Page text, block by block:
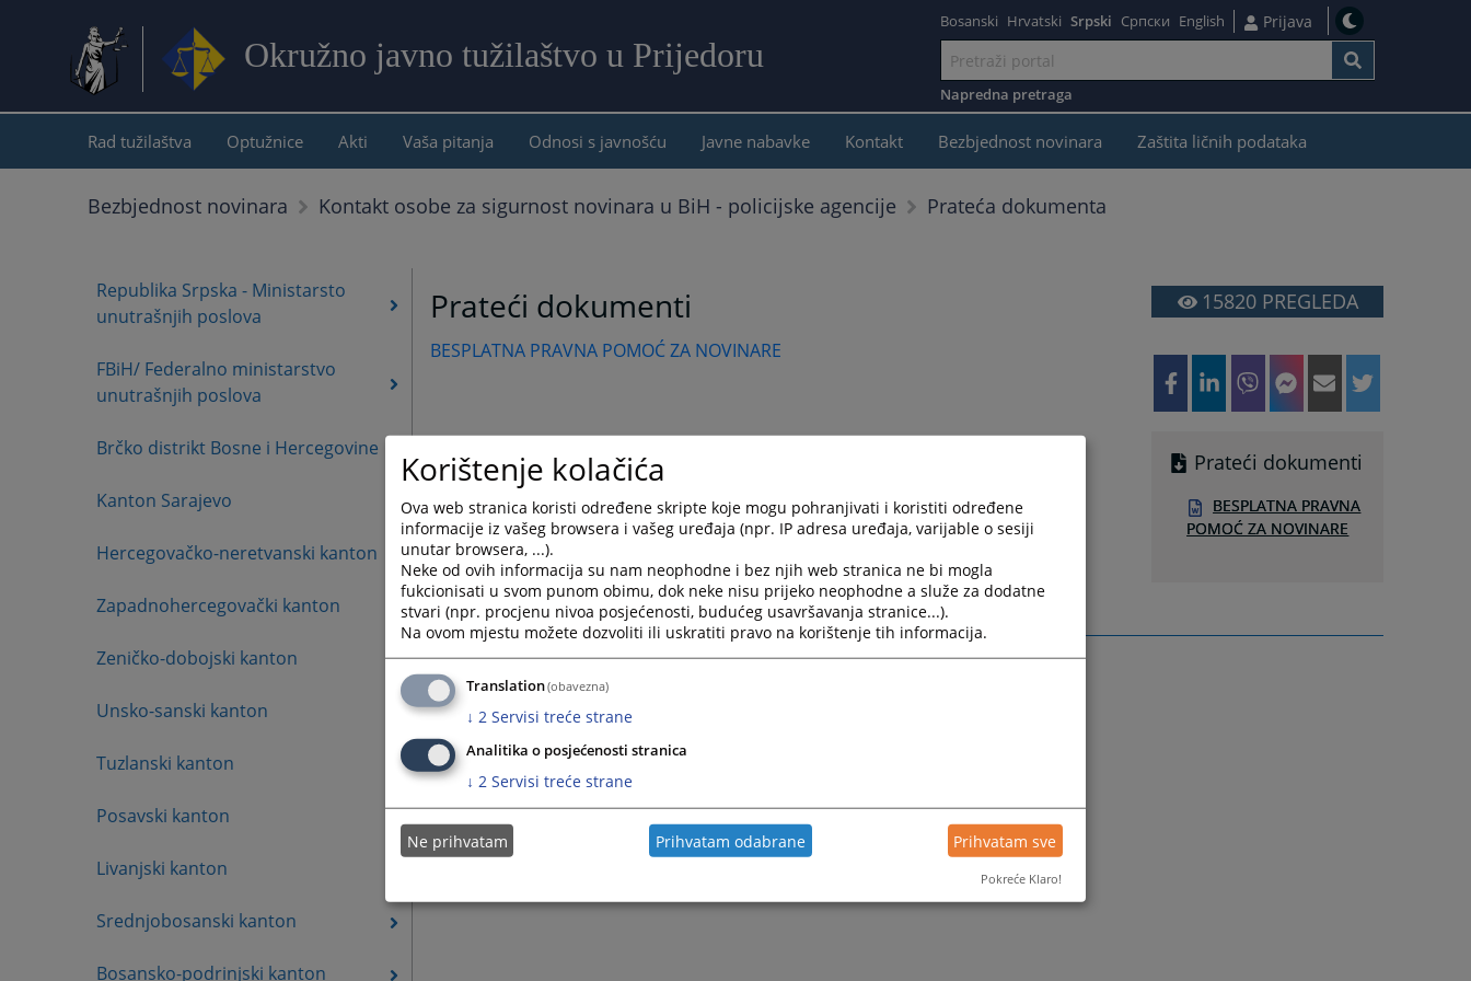
Okružno javno tužilaštvo u Prijedoru
sadržaj
Bosanski Hrvatski Srpski Српски English Prijava
Napredna pretraga
Rad tužilaštva Optužnice Akti Vaša pitanja Odnosi s javnošću Javne nabavke Kontakt Bezbjednost novinara Zaštita ličnih podataka
Bezbjednost novinara Kontakt osobe za sigurnost novinara u BiH - policijske agencije Prateća dokumenta
Republika Srpska - Ministarsto
unutrašnjih poslova
FBiH/ Federalno ministarstvo
unutrašnjih poslova
Brčko distrikt Bosne i Hercegovine
Kanton Sarajevo
Hercegovačko-neretvanski kanton
Zapadnohercegovački kanton
Zeničko-dobojski kanton
Unsko-sanski kanton
Tuzlanski kanton
Posavski kanton
Livanjski kanton
Srednjobosanski kanton
Bosansko-podrinjski kanton
Prateći dokumenti
BESPLATNA PRAVNA POMOĆ ZA NOVINARE
15820PREGLEDA
Prateći dokumenti
BESPLATNA PRAVNA
POMOĆ ZA NOVINARE
Korištenje kolačića
Ova web stranica koristi određene skripte koje mogu pohranjivati i koristiti određene
informacije iz vašeg browsera i vašeg uređaja (npr. IP adresa uređaja, varijable o sesiji
unutar browsera, ...).
Neke od ovih informacija su nam neophodne i bez njih web stranica ne bi mogla
fukcionisati u svom punom obimu, dok neke nisu prijeko neophodne a služe za dodatne
stvari (npr. procjenu nivoa posjećenosti, budućeg usavršavanja stranice...).
Na ovom mjestu možete dozvoliti ili uskratiti pravo na korištenje tih informacija.
Translation(obavezna)
↓ 2 Servisi treće strane
Analitika o posjećenosti stranica
↓ 2 Servisi treće strane
Ne prihvatam Prihvatam odabrane Prihvatam sve
Pokreće Klaro!